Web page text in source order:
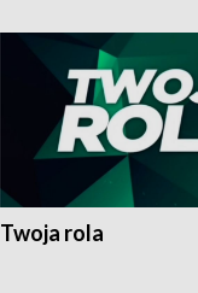
Twoja rola